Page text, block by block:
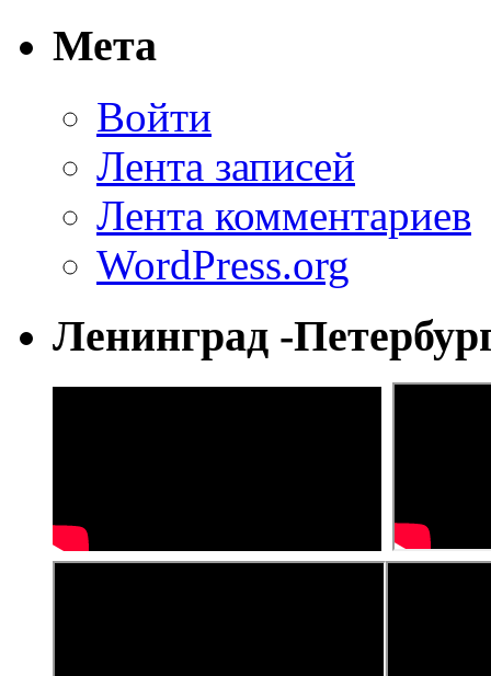
Мета
Войти
Лента записей
Лента комментариев
WordPress.org
Ленинград -